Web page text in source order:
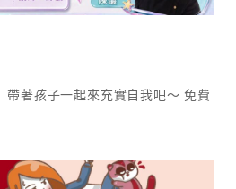
著孩子一起來充實自我吧～ 免費